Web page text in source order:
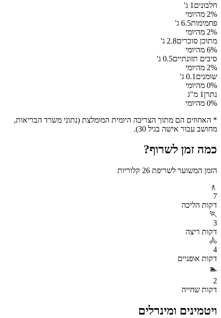
חלבונים 1 ג'
2% מהיומי
פחמימות6.5 ג'
2% מהיומי
מתוכן סוכרים2.8 ג'
6% מהיומי
סיבים תזונתיים0.5 ג'
2% מהיומי
שומנים 0.1 ג'
0% מהיומי
נתרן1 מ"ג
0% מהיומי
* האחוזים הם מתוך הצריכה היומית המומלצת (נתוני משרד הבריאות,
מחושב עבור אישה בגיל 30).
כמה זמן לשרוף?
הזמן המשוער לשריפת 26 קלוריות
🚶
7
דקות הליכה
🏃
3
דקות ריצה
🚴
4
דקות אופניים
🏊
2
דקות שחייה
ויטמינים ומינרלים